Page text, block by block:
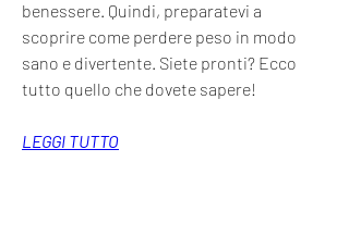
benessere. Quindi, preparatevi a
scoprire come perdere peso in modo
sano e divertente. Siete pronti? Ecco
tutto quello che dovete sapere!
LEGGI TUTTO